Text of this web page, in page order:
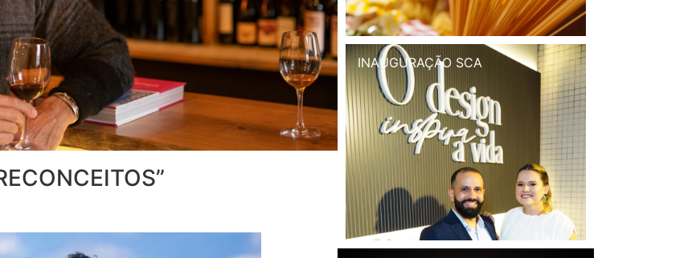
INAUGURAÇÃO SCA